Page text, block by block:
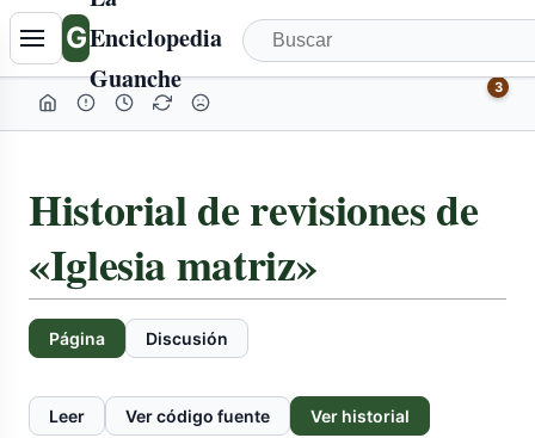
GEnciclopedia
Guanche
3
Historial de revisiones de
«Iglesia matriz»
Página Discusión
Leer Ver código fuente Ver historial